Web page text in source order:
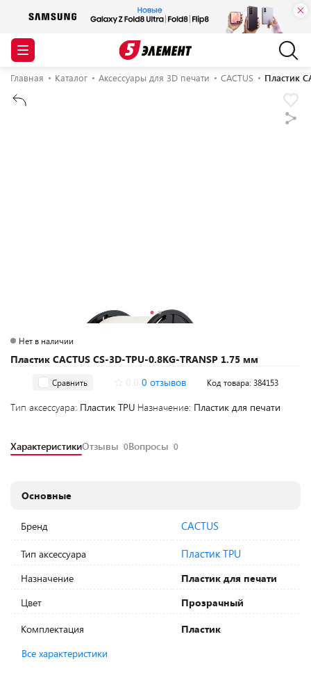
Главная Каталог Аксессуары для 3D печати CACTUS Пластик
Пластик CACTUS CS-3D-TPU-0.8KG-TRANSP 1.75 мм
Нет в наличии
Сравнить 0 отзывов Код товара: 384153
Тип аксессуара: Пластик TPU Назначение: Пластик для печати
ХарактеристикиОтзывы 0Вопросы 0
Основные
Бренд CACTUS
Тип аксессуара Пластик TPU
Назначение
Пластик для печати
Цвет
Прозрачный
Комплектация
Пластик
Все характеристики